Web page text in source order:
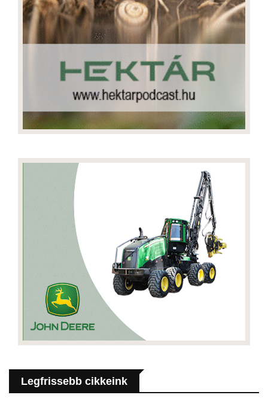
Legfrissebb cikkeink